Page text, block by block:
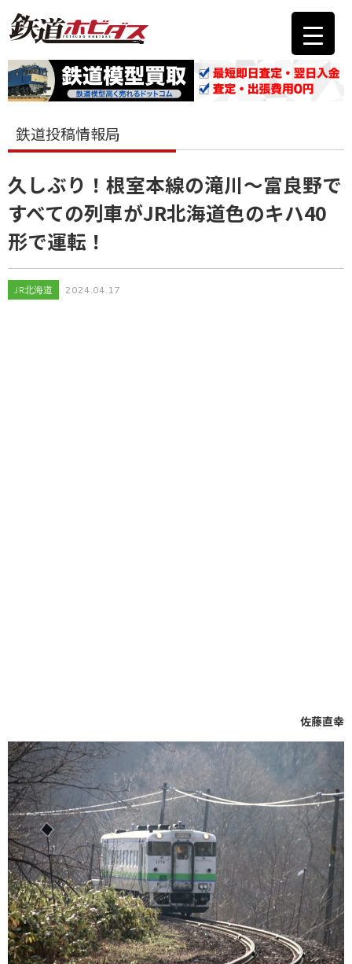
鉄道投稿情報局
久しぶり！根室本線の滝川〜富良野で
すべての列車がJR北海道色のキハ40
形で運転！
JR北海道 2024.04.17
佐藤直幸